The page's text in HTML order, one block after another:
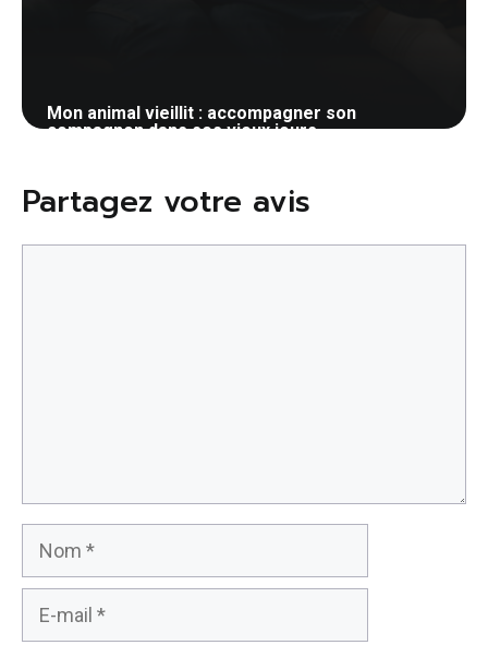
Mon animal vieillit : accompagner son
compagnon dans ses vieux jours
Partagez votre avis